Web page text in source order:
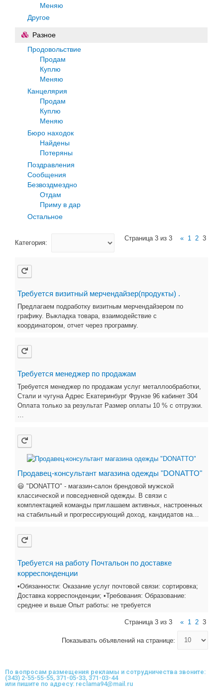
Меняю
Другое
Разное
Продовольствие
Продам
Куплю
Меняю
Канцелярия
Продам
Куплю
Меняю
Бюро находок
Найдены
Потеряны
Поздравления
Сообщения
Безвоздмездно
Отдам
Приму в дар
Остальное
Категория:
Страница 3 из 3 « 1 2 3
Требуется визитный мерчендайзер(продукты) .
Предлагаем подработку визитным мерчендайзером по
графику. Выкладка товара, взаимодействие с
координатором, отчет через программу.
Требуется менеджер по продажам
Требуется менеджер по продажам услуг металлообработки,
Стали и чугуна Адрес Екатеринбург Фрунзе 96 кабинет 304
Оплата только за результат Размер оплаты 10 % с отгрузки.
Продавец-консультант магазина одежды "DONATTO"
😃 "DONATTO" - магазин-салон брендовой мужской
классической и повседневной одежды. В связи с
комплектацией команды приглашаем активных, настроенных
на стабильный и прогрессирующий доход, кандидатов на…
Требуется на работу Почтальон по доставке
корреспонденции
•Обязанности: Оказание услуг почтовой связи: сортировка;
Доставка корреспонденции; •Требования: Образование:
среднее и выше Опыт работы: не требуется
Страница 3 из 3 « 1 2 3
Показывать объявлений на странице:
По вопросам размещения рекламы и сотрудничества звоните:
(343) 2-55-55-55, 371-05-33, 371-03-44
или пишите по адресу: reclama94@mail.ru